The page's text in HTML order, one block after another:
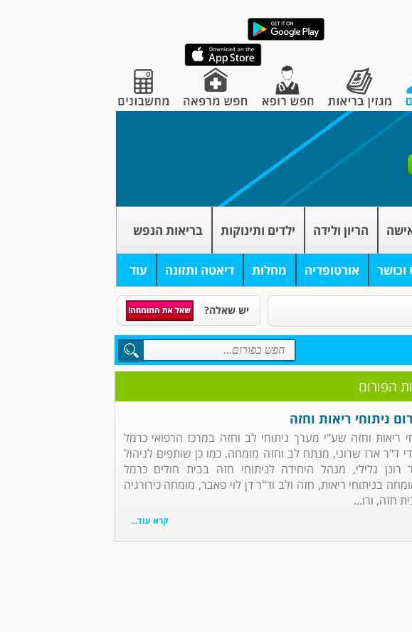
הריון ולידה ילדים ותינוקות בריאות הנפש
וכושר אורטופדיה מחלות דיאטה ותזונה עוד
יש שאלה?
הפורום
ניתוחי ריאות וחזה
ריאות וחזה שע"י מערך ניתוחי לב וחזה במרכז הרפואי כרמל
ד"ר ארז שרוני, מנתח לב וחזה מומחה. כמו כן שותפים לניהול
רונן גלילי, מנהל היחידה לניתוחי חזה בבית חולים כרמל
בניתוחי ריאות, חזה ולב וד"ר דן לוי פאבר, מומחה כירורגיה
חזה, ורו...
קרא עוד...